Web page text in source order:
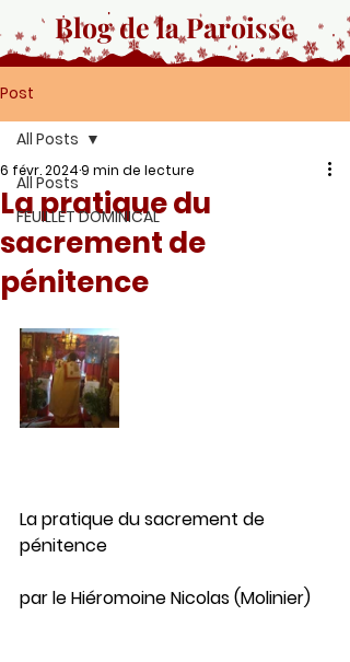
Blog de la Paroisse
Post
All Posts
FEUILLET DOMINICAL
All Posts
La pratique du
sacrement de
pénitence
6 févr. 2024 9 min de lecture
La pratique du sacrement de
pénitence
par le Hiéromoine Nicolas (Molinier)